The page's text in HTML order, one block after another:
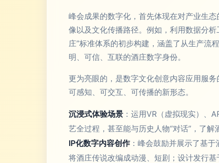
峰会成果的数字化，首先体现在对产业生
像以及文化传播路径。例如，利用数据分
庄”标准体系的初步构建，涵盖了从生产流
明、可信、互联的酒庄数字身份。
更为亮眼的，是数字文化创意内容应用服
可感知、可交互、可传播的新形态。
沉浸式体验场景 ：运用VR（虚拟现实）、
艺全过程，甚至能与历史人物“对话”，了
IP化数字内容创作：峰会鼓励并展示了基于
将酒庄传说改编成动漫、短剧；设计发行